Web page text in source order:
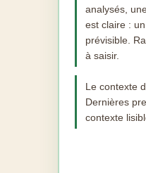
analysés,
est claire :
prévisible.
à saisir.
Le contexte
Dernières
contexte